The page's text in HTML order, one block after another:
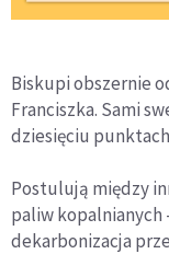
Biskupi obszernie
Franciszka. Sami
dziesięciu
Postulują między
paliw kopalnianych
dekarbonizacja